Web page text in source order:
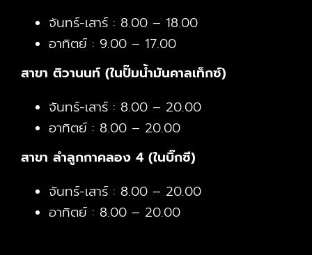
จันทร์-เสาร์ : 8.00 – 18.00
อาทิตย์ : 9.00 – 17.00
สาขา ติวานนท์ (ในปั๊มน้ำมันคาลเท็กซ์)
จันทร์-เสาร์ : 8.00 – 20.00
อาทิตย์ : 8.00 – 20.00
สาขา ลำลูกกาคลอง 4 (ในบิ๊กซี)
จันทร์-เสาร์ : 8.00 – 20.00
อาทิตย์ : 8.00 – 20.00